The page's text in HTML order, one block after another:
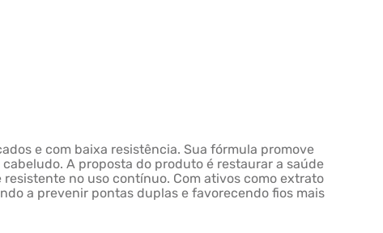
e com baixa resistência. Sua fórmula promove
A proposta do produto é restaurar a saúde
no uso contínuo. Com ativos como extrato
a prevenir pontas duplas e favorecendo fios mais